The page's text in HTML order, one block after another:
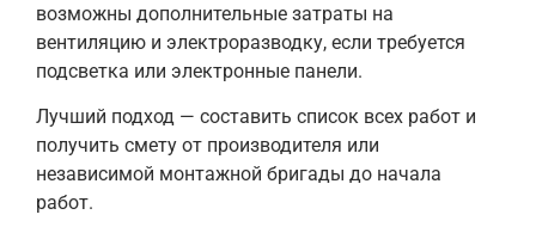
возможны дополнительные затраты на
вентиляцию и электроразводку, если требуется
подсветка или электронные панели.
Лучший подход — составить список всех работ и
получить смету от производителя или
независимой монтажной бригады до начала
работ.